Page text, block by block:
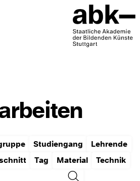
Studiengang
Lehrende
Tag Material Technik